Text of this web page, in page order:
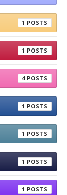
1
1
4
1
1
1
1